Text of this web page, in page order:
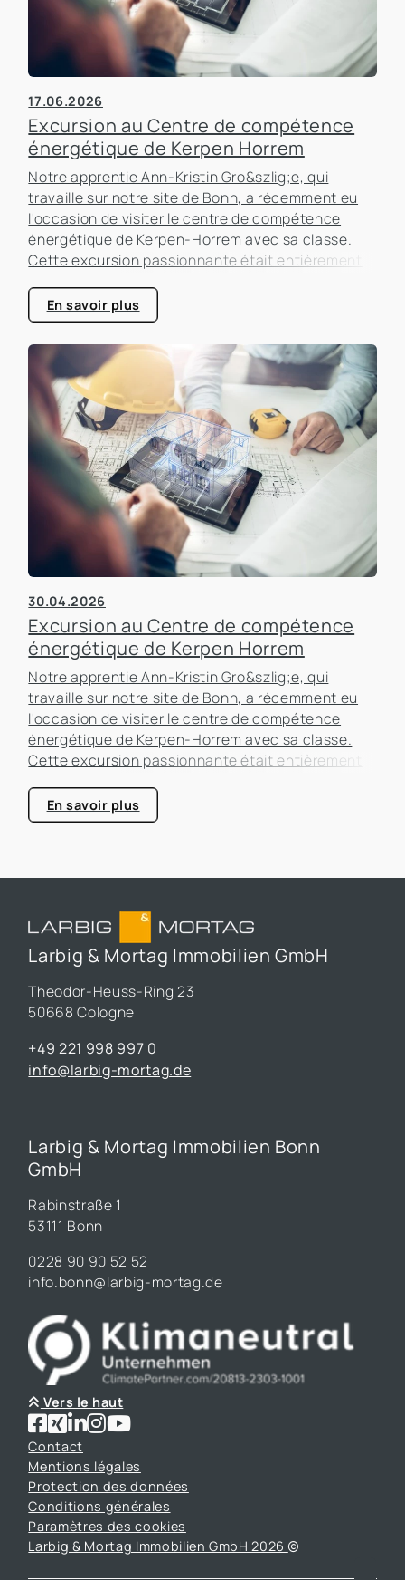
17.06.2026
Excursion au Centre de compétence
énergétique de Kerpen Horrem
Notre apprentie Ann-Kristin Gro&szlig;e, qui
travaille sur notre site de Bonn, a récemment eu
l'occasion de visiter le centre de compétence
énergétique de Kerpen-Horrem avec sa classe.
Cette excursion passionnante était entièrement
bâtiments, un sujet qui prend de plus en plus
d'importance dans le secteur immobilier.
En savoir plus
30.04.2026
Excursion au Centre de compétence
énergétique de Kerpen Horrem
Notre apprentie Ann-Kristin Gro&szlig;e, qui
travaille sur notre site de Bonn, a récemment eu
l'occasion de visiter le centre de compétence
énergétique de Kerpen-Horrem avec sa classe.
Cette excursion passionnante était entièrement
bâtiments, un sujet qui prend de plus en plus
d'importance dans le secteur immobilier.
En savoir plus
Larbig & Mortag Immobilien GmbH
Theodor-Heuss-Ring 23
50668 Cologne
+49 221 998 997 0
info@larbig-mortag.de
Larbig & Mortag Immobilien Bonn
GmbH
Rabinstraße 1
53111 Bonn
0228 90 90 52 52
info.bonn@larbig-mortag.de
Vers le haut
Contact
Mentions légales
Protection des données
Conditions générales
Paramètres des cookies
Larbig & Mortag Immobilien GmbH 2026